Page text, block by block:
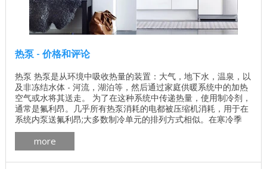
热泵 - 价格和评论
热泵 热泵是从环境中吸收热量的装置：大气，地下水，温泉，以
及非冻结水体 - 河流，湖泊等，然后通过家庭供暖系统中的加热
空气或水将其送走。 为了在这种系统中传递热量，使用制冷剂，
通常是氟利昂。几乎所有热泵消耗的电都被压缩机消耗，用于在
系统内泵送氟利昂;大多数制冷单元的排列方式相似。在寒冷季
节，身体从位于地下的热交换器进入房屋，比霜冻渗透水平更
深。在夏季，多余的热量从房屋中向相反方向移除。控制和自动
化系统监控热泵的最佳运行。这种供热系统的能效取决于使用的
热源，其温度越高，效率越高。 这两座木屋 - ...
more